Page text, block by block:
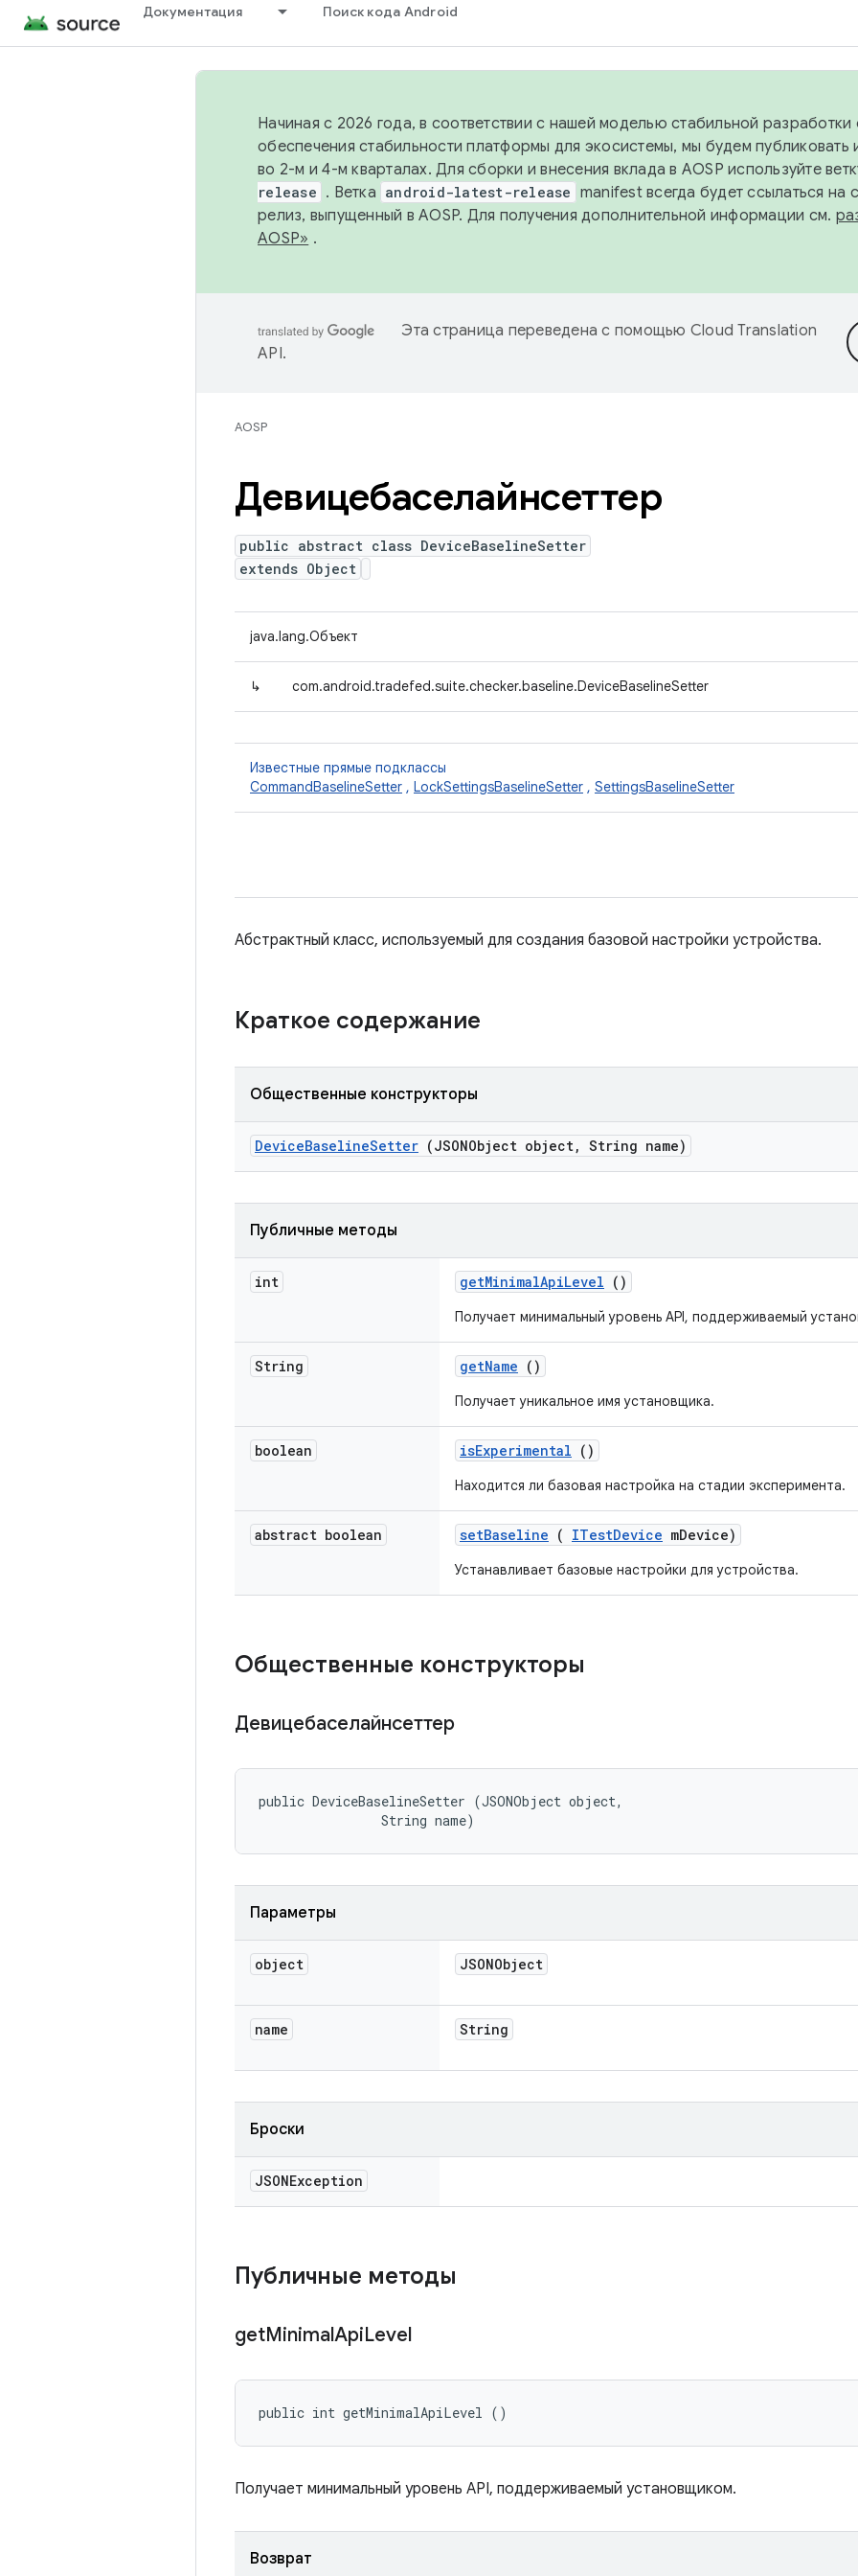
Документация Поиск кода Android
Начиная с 2026 года, в соответствии с нашей моделью стабильной разработки
обеспечения стабильности платформы для экосистемы, мы будем публиковать
во 2-м и 4-м кварталах. Для сборки и внесения вклада в AOSP используйте
release . Ветка android-latest-release manifest всегда будет ссылаться на
релиз, выпущенный в AOSP. Для получения дополнительной информации см.
AOSP» .
Эта страница переведена с помощью Cloud Translation
API.
AOSP
Девицебаселайнсеттер
public abstract class DeviceBaselineSetter
extends Object
java.lang.Объект
↳ com.android.tradefed.suite.checker.baseline.DeviceBaselineSetter
Известные прямые подклассы
CommandBaselineSetter , LockSettingsBaselineSetter , SettingsBaselineSetter
Абстрактный класс, используемый для создания базовой настройки устройства.
Краткое содержание
Общественные конструкторы
DeviceBaselineSetter (JSONObject object, String name)
Публичные методы
int getMinimalApiLevel ()
Получает минимальный уровень API, поддерживаемый
String getName ()
Получает уникальное имя установщика.
boolean isExperimental ()
Находится ли базовая настройка на стадии эксперимента.
abstract boolean setBaseline ( ITestDevice mDevice)
Устанавливает базовые настройки для устройства.
Общественные конструкторы
Девицебаселайнсеттер
public DeviceBaselineSetter (JSONObject object,
                String name)
Параметры
object JSONObject
name String
Броски
JSONException
Публичные методы
getMinimalApiLevel
public int getMinimalApiLevel ()
Получает минимальный уровень API, поддерживаемый установщиком.
Возврат